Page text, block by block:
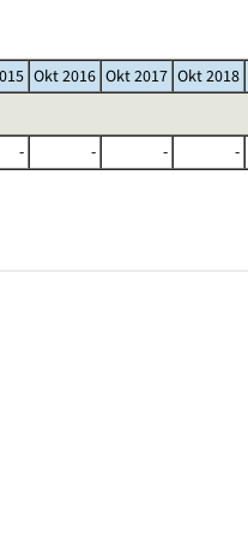
Okt 2016 Okt 2017 Okt 2018
- - - -